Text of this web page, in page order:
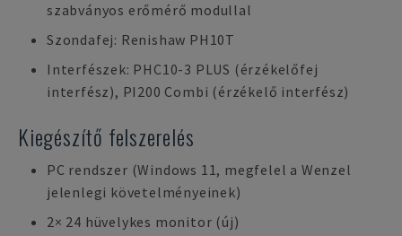
szabványos erőmérő modullal
Szondafej: Renishaw PH10T
Interfészek: PHC10-3 PLUS (érzékelőfej
interfész), PI200 Combi (érzékelő interfész)
Kiegészítő felszerelés
PC rendszer (Windows 11, megfelel a Wenzel
jelenlegi követelményeinek)
2× 24 hüvelykes monitor (új)